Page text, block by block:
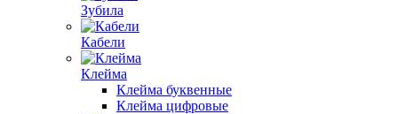
Зубила
Кабели
Клейма
Клейма буквенные
Клейма цифровые